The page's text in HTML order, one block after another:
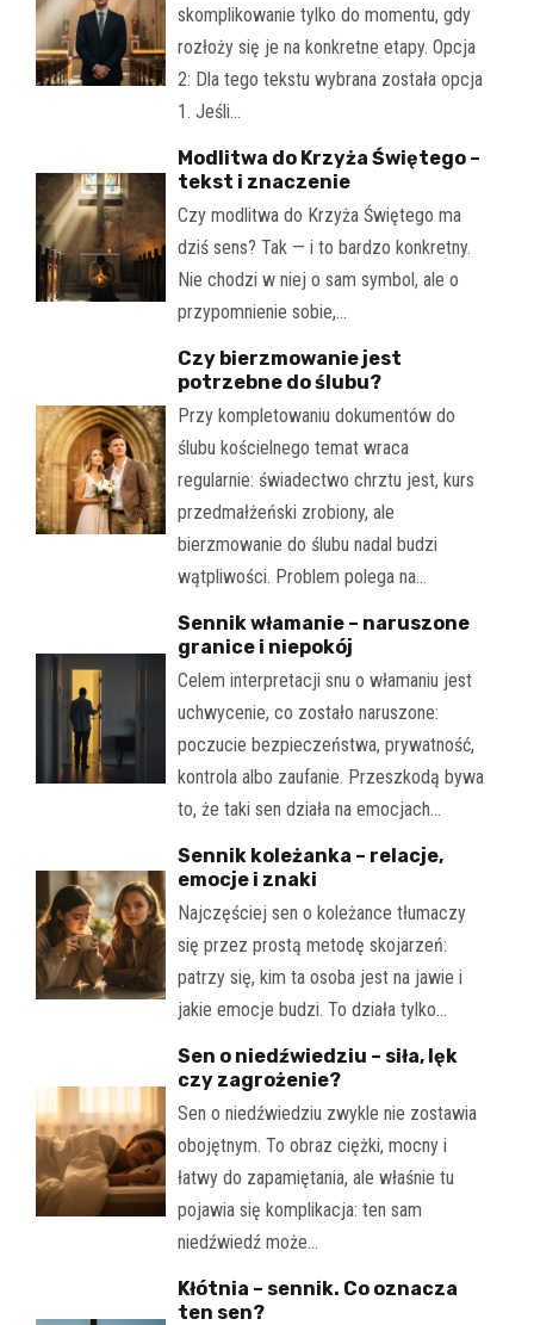
skomplikowanie tylko do momentu, gdy
rozłoży się je na konkretne etapy. Opcja
2: Dla tego tekstu wybrana została opcja
1. Jeśli…
Modlitwa do Krzyża Świętego –
tekst i znaczenie
Czy modlitwa do Krzyża Świętego ma
dziś sens? Tak — i to bardzo konkretny.
Nie chodzi w niej o sam symbol, ale o
przypomnienie sobie,…
Czy bierzmowanie jest
potrzebne do ślubu?
Przy kompletowaniu dokumentów do
ślubu kościelnego temat wraca
regularnie: świadectwo chrztu jest, kurs
przedmałżeński zrobiony, ale
bierzmowanie do ślubu nadal budzi
wątpliwości. Problem polega na…
Sennik włamanie – naruszone
granice i niepokój
Celem interpretacji snu o włamaniu jest
uchwycenie, co zostało naruszone:
poczucie bezpieczeństwa, prywatność,
kontrola albo zaufanie. Przeszkodą bywa
to, że taki sen działa na emocjach…
Sennik koleżanka – relacje,
emocje i znaki
Najczęściej sen o koleżance tłumaczy
się przez prostą metodę skojarzeń:
patrzy się, kim ta osoba jest na jawie i
jakie emocje budzi. To działa tylko…
Sen o niedźwiedziu – siła, lęk
czy zagrożenie?
Sen o niedźwiedziu zwykle nie zostawia
obojętnym. To obraz ciężki, mocny i
łatwy do zapamiętania, ale właśnie tu
pojawia się komplikacja: ten sam
niedźwiedź może…
Kłótnia – sennik. Co oznacza
ten sen?